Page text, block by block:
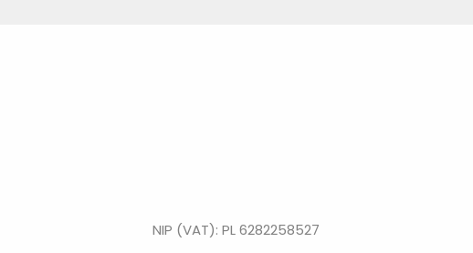
NIP (VAT): PL 6282258527